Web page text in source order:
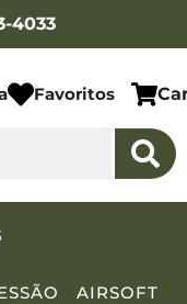
4033
Favoritos
AIRSOFT